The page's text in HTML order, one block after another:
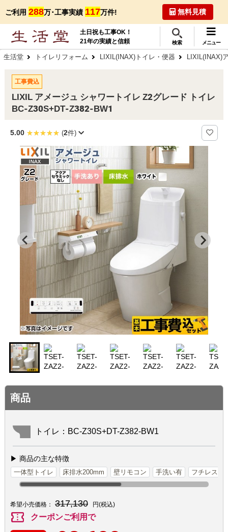
ご利用 288万･工事実績 117万件! 無料見積
土日祝も工事OK！
21年の実績と信頼
検索 メニュー
生活堂 トイレリフォーム LIXIL(INAX)トイレ・便器 LIXIL(INAX)
工事費込
LIXIL アメージュ シャワートイレ Z2グレード トイレ
BC-Z30S+DT-Z382-BW1
5.00 (2件)
商品
トイレ：BC-Z30S+DT-Z382-BW1
▶ 商品の主な特徴
一体型トイレ 床排水200mm 壁リモコン 手洗い有 フチレス
希望小売価格： 317,130 円(税込)
confirmation_number クーポンご利用で